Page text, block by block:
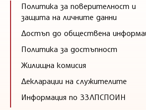
Политика за поверителност и
защита на личните данни
Достъп до обществена
Политика за достъпност
Жилищна комисия
Декларации на служителите
Информация по ЗЗЛПСПОИН